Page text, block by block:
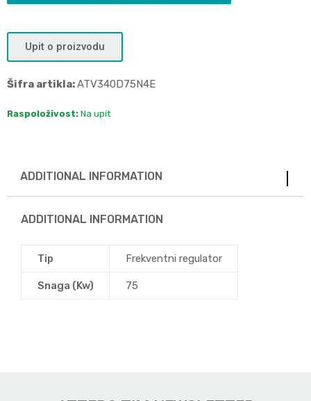
Upit o proizvodu
Šifra artikla:ATV340D75N4E
Raspoloživost: Na upit
ADDITIONAL INFORMATION
ADDITIONAL INFORMATION
Tip Frekventni regulator
Snaga (Kw) 75